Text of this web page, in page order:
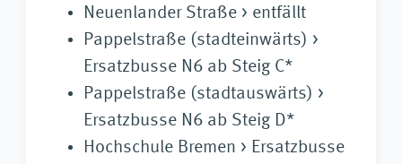
Neuenlander Straße > entfällt
Pappelstraße (stadteinwärts) >
Ersatzbusse N6 ab Steig C*
Pappelstraße (stadtauswärts) >
Ersatzbusse N6 ab Steig D*
Hochschule Bremen > Ersatzbusse